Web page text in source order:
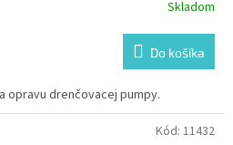
Skladom
Do košíka
opravu drenčovacej pumpy.
Kód: 11432